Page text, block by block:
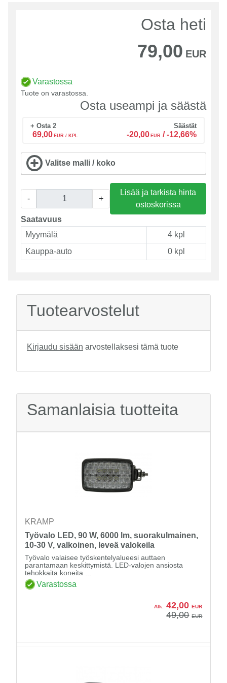
Osta heti
79,00 EUR
Varastossa
Tuote on varastossa.
Osta useampi ja säästä
+ Osta 2
69,00 EUR / KPL
Säästät
-20,00 EUR / -12,66%
Valitse malli / koko
- +
Lisää ja tarkista hinta
ostoskorissa
Saatavuus
Myymälä
4 kpl
Kauppa-auto
0 kpl
Tuotearvostelut
Kirjaudu sisään arvostellaksesi tämä tuote
Samanlaisia tuotteita
KRAMP
Työvalo LED, 90 W, 6000 lm, suorakulmainen,
10-30 V, valkoinen, leveä valokeila
Työvalo valaisee työskentelyalueesi auttaen
parantamaan keskittymistä. LED-valojen ansiosta
tehokkaita koneita ...
Varastossa
Alk. 42,00 EUR
49,00 EUR